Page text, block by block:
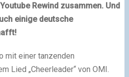
Rewind zusammen. Und
einige deutsche
mit einer tanzenden
Lied „Cheerleader“ von OMI.